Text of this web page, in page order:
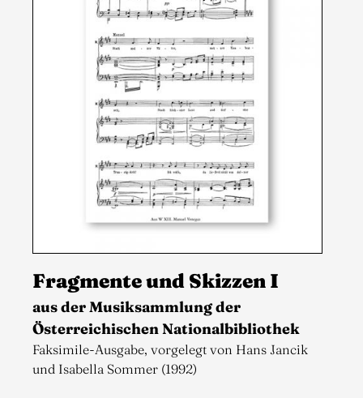
Fragmente und Skizzen I
aus der Musiksammlung der
Österreichischen Nationalbibliothek
Faksimile-Ausgabe, vorgelegt von Hans Jancik
und Isabella Sommer (1992)